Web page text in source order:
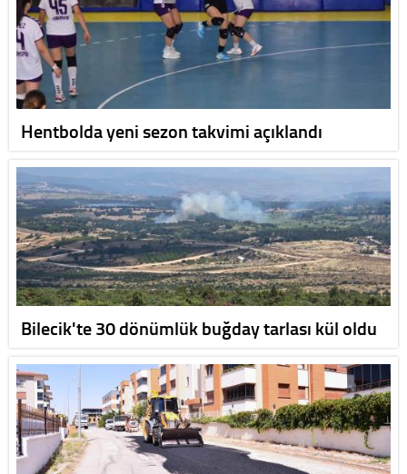
Hentbolda yeni sezon takvimi açıklandı
Bilecik'te 30 dönümlük buğday tarlası kül oldu